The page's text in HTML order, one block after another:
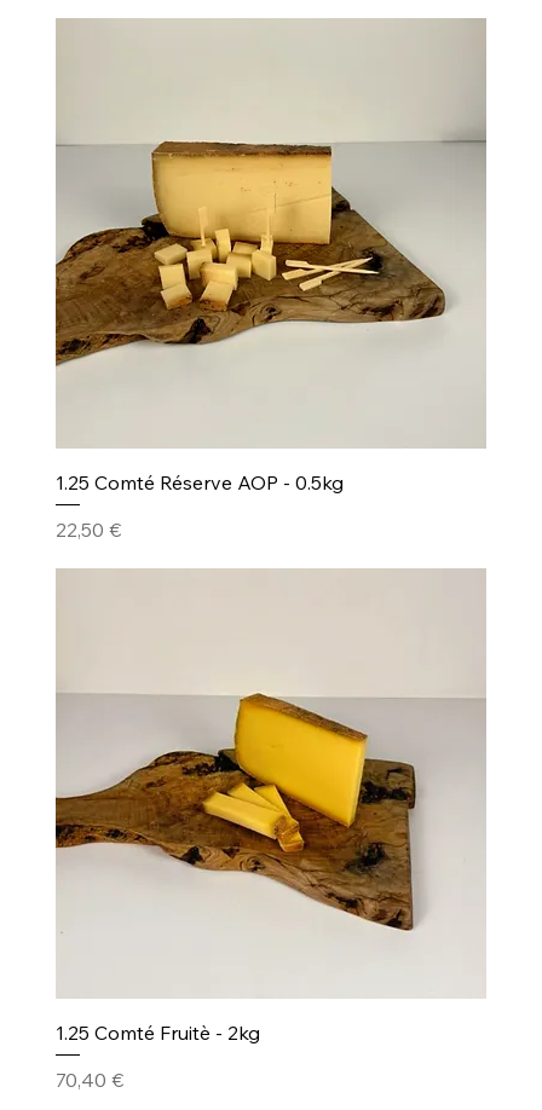
1.25 Comté Réserve AOP - 0.5kg
Prezzo
22,50 €
1.25 Comté Fruitè - 2kg
Prezzo
70,40 €